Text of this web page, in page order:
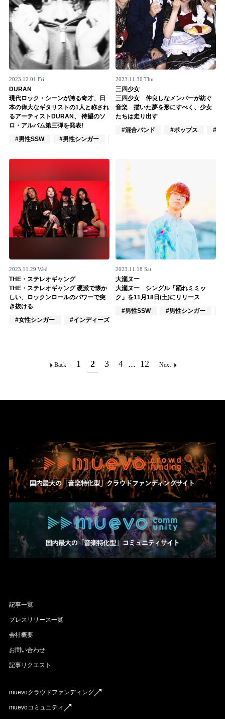
2023.12.01 Fri
DURAN
現代ロック・シーンが誇る奇才、日
本の偉大なギタリストの1人と称され
るアーティストDURAN、 待望のソ
ロ・アルバム第三弾を発表!
#男性SSW
#男性シンガー
2023.11.30 Thu
三四少女
三四少女 仲良しなメンバーが紡ぐ
音楽 描いた夢を形にすべく、少女
たちは走り出す
#混合バンド
#ポップス #ロ
2023.11.29 Wed
THE・ステレオギャング
THE・ステレオギャング 硬派で懐か
しい、ロックンロールのパワーで突
き抜ける
#女性シンガー
#インディーズ
2023.11.18 Sat
大瀧ヌー
大瀧ヌー シングル「踊れミミッ
ク」を11月18日(土)にリリース
#男性SSW
#男性シンガー
Back 1 2 3 4 ... 12 Next
記事一覧
プレスリリース一覧
会社概要
お問い合わせ
記事リクエスト
muevoクラウドファンディング
muevoコミュニティ